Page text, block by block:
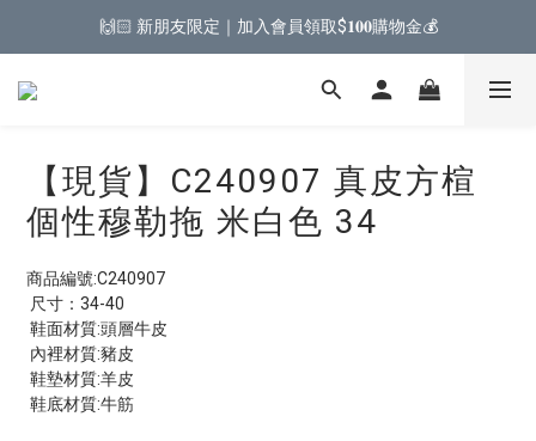
🙌🏻 新朋友限定｜加入會員領取$𝟏𝟎𝟎購物金💰
【現貨】C240907 真皮方楦
個性穆勒拖 米白色 34
商品編號:C240907
尺寸：34-40
鞋面材質:頭層牛皮
內裡材質:豬皮
鞋墊材質:羊皮
鞋底材質:牛筋